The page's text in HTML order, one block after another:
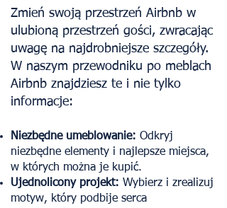
Zmień swoją przestrzeń Airbnb w
ulubioną przestrzeń gości, zwracając
uwagę na najdrobniejsze szczegóły.
W naszym przewodniku po meblach
Airbnb znajdziesz te i nie tylko
informacje:
Niezbędne umeblowanie: Odkryj
niezbędne elementy i najlepsze miejsca,
w których można je kupić.
Ujednolicony projekt: Wybierz i zrealizuj
motyw, który podbije serca